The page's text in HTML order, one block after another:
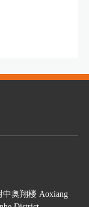
奥翔楼 Aoxiang